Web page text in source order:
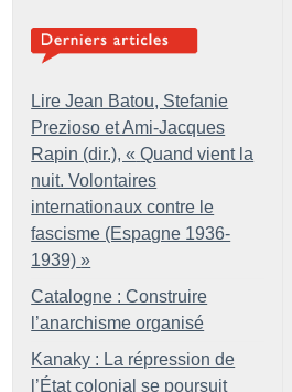
Lire Jean Batou, Stefanie
Prezioso et Ami-Jacques
Rapin (dir.), « Quand vient la
nuit. Volontaires
internationaux contre le
fascisme (Espagne 1936-
1939) »
Catalogne : Construire
l’anarchisme organisé
Kanaky : La répression de
l’État colonial se poursuit